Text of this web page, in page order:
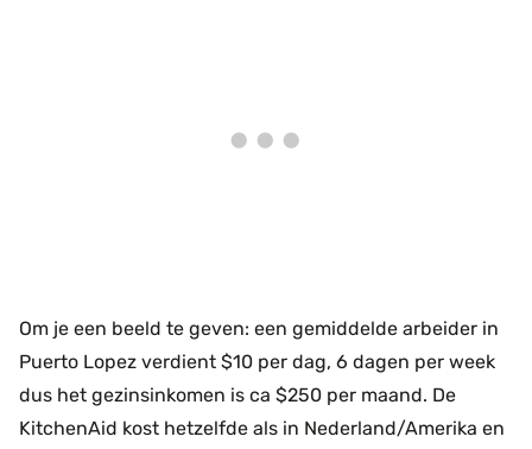
Om je een beeld te geven: een gemiddelde arbeider in
Puerto Lopez verdient $10 per dag, 6 dagen per week
dus het gezinsinkomen is ca $250 per maand. De
KitchenAid kost hetzelfde als in Nederland/Amerika en